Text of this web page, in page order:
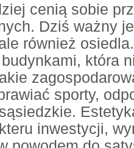
cenią sobie
Dziś ważny
również
która
sporty,
inwestycji,